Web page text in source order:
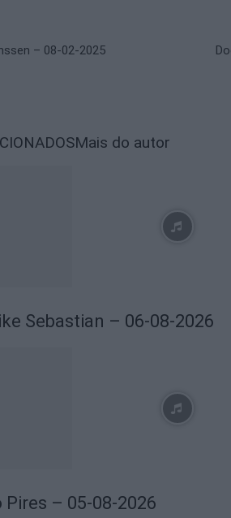
– 08-02-2025
Mais do autor
Sebastian – 06-08-2026
– 05-08-2026